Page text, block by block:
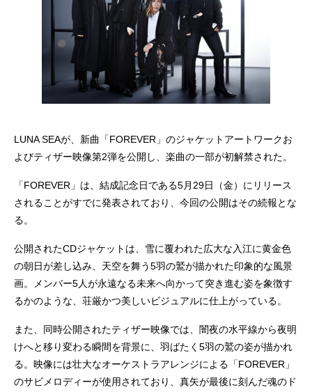
LUNA SEAが、新曲「FOREVER」のジャケットアートワークお
よびティザー映像第2弾を公開し、楽曲の一部が初解禁された。
「FOREVER」は、結成記念日である5月29日（金）にリリース
されることがすでに発表されており、今回の公開はその続報とな
る。
公開されたCDジャケットは、雪に覆われた広大な入江に黄金色
の朝日が差し込み、天空を舞う5羽の鷲が描かれた印象的な風景
画。メンバー5人が永遠なる未来へ向かって突き進む姿を象徴す
るかのような、荘厳かつ美しいビジュアルに仕上がっている。
また、同時公開されたティザー映像では、闇夜の水平線から夜明
けへと移り変わる瞬間を背景に、羽ばたく5羽の鷲の姿が描かれ
る。映像には壮大なオーケストラアレンジによる「FOREVER」
のサビメロディーが使用されており、真矢が最後に刻んだ魂のド